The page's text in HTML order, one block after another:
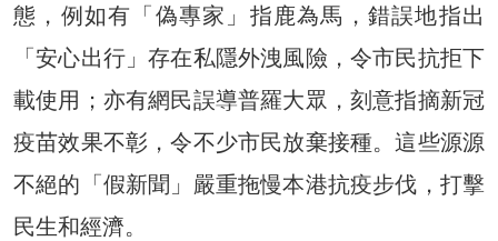
態，例如有「偽專家」指鹿為馬，錯誤地指出
「安心出行」存在私隱外洩風險，令市民抗拒下
載使用；亦有網民誤導普羅大眾，刻意指摘新冠
疫苗效果不彰，令不少市民放棄接種。這些源源
不絕的「假新聞」嚴重拖慢本港抗疫步伐，打擊
民生和經濟。